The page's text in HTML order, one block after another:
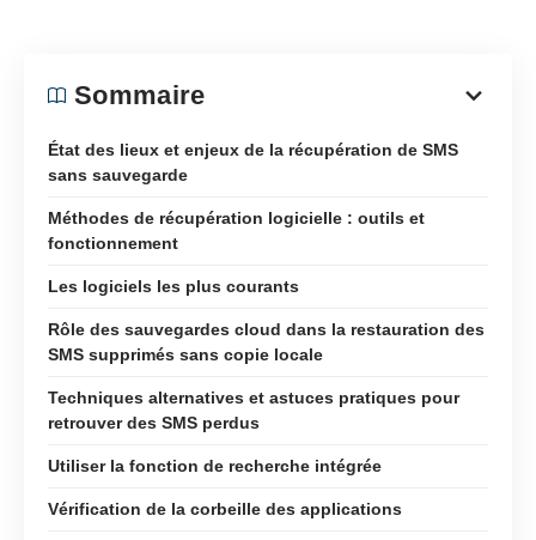
Sommaire
État des lieux et enjeux de la récupération de SMS
sans sauvegarde
Méthodes de récupération logicielle : outils et
fonctionnement
Les logiciels les plus courants
Rôle des sauvegardes cloud dans la restauration des
SMS supprimés sans copie locale
Techniques alternatives et astuces pratiques pour
retrouver des SMS perdus
Utiliser la fonction de recherche intégrée
Vérification de la corbeille des applications